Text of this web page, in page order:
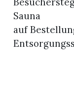
Sauna
auf